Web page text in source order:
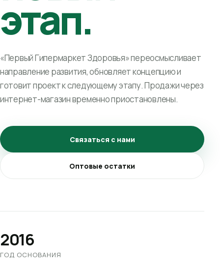
этап.
«Первый Гипермаркет Здоровья» переосмысливает
направление развития, обновляет концепцию и
готовит проект к следующему этапу. Продажи через
интернет-магазин временно приостановлены.
Связаться с нами
Оптовые остатки
2016
ГОД ОСНОВАНИЯ